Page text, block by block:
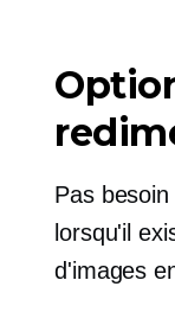
Pas
lorsqu'il
d'images